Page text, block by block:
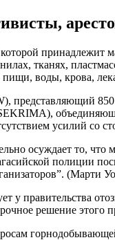
принадлежит
тканях,
воды, крова,
представляющий
усилий
осуждает то, что
полиции
(Марти
у правительства
решение этого